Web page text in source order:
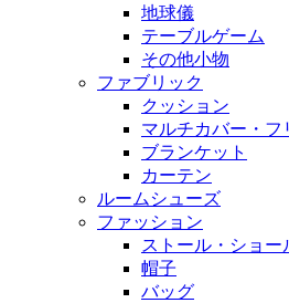
地球儀
テーブルゲーム
その他小物
ファブリック
クッション
マルチカバー・フ
ブランケット
カーテン
ルームシューズ
ファッション
ストール・ショー
帽子
バッグ